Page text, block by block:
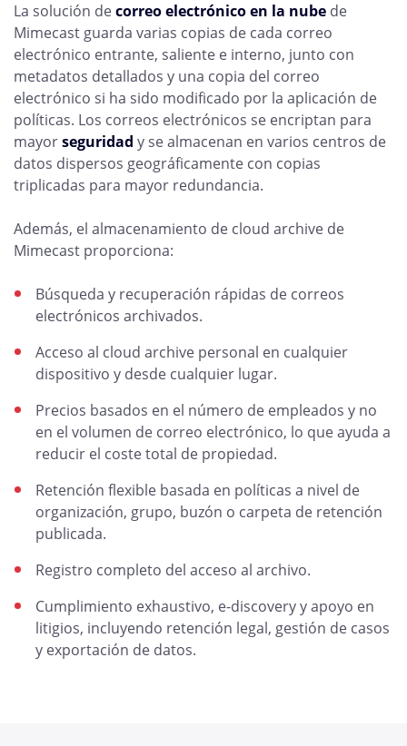
La solución decorreo electrónico en la nube de
Mimecast guarda varias copias de cada correo
electrónico entrante, saliente e interno, junto con
metadatos detallados y una copia del correo
electrónico si ha sido modificado por la aplicación de
políticas. Los correos electrónicos se encriptan para
mayorseguridad y se almacenan en varios centros de
datos dispersos geográficamente con copias
triplicadas para mayor redundancia.
Además, el almacenamiento de cloud archive de
Mimecast proporciona:
Búsqueda y recuperación rápidas de correos
electrónicos archivados.
Acceso al cloud archive personal en cualquier
dispositivo y desde cualquier lugar.
Precios basados en el número de empleados y no
en el volumen de correo electrónico, lo que ayuda a
reducir el coste total de propiedad.
Retención flexible basada en políticas a nivel de
organización, grupo, buzón o carpeta de retención
publicada.
Registro completo del acceso al archivo.
Cumplimiento exhaustivo, e-discovery y apoyo en
litigios, incluyendo retención legal, gestión de casos
y exportación de datos.